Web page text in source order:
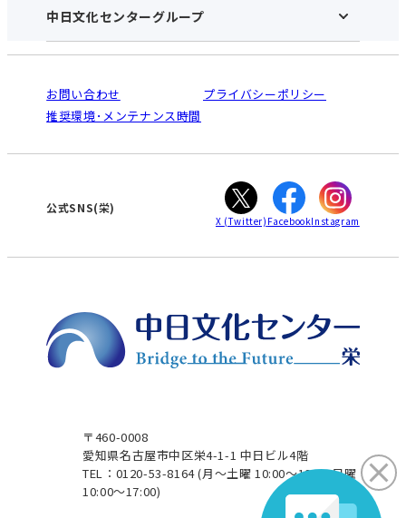
アクセス･営業時間
お申し込みの流れ
入会と受講のご案内
中日文化センターHOME
中日文化センターとは
受講規約・会員特典
ご利用ガイド
オンライン講座受講の手順
WEBサイトのよくある質問
中日文化センターグループ
南大高
犬山
高蔵寺
大垣
津
お問い合わせ
プライバシーポリシー
推奨環境･メンテナンス時間
〒460-0008
愛知県名古屋市中区栄4-1-1 中日ビル4階
TEL：0120-53-8164(月～土曜 10:00～19:00 日曜
10:00～17:00)
公式SNS(栄)
X (Twitter) FacebookInstagram